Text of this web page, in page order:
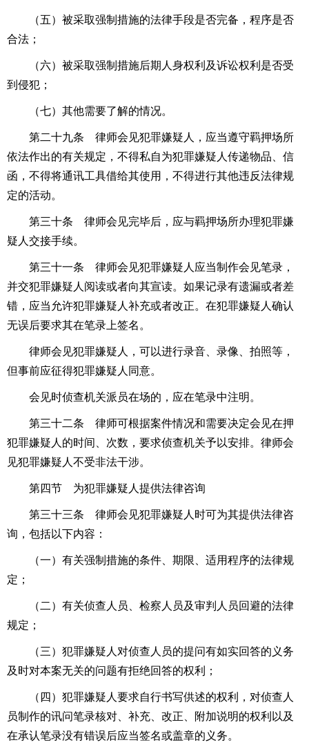
（五）被采取强制措施的法律手段是否完备，程序是否
合法；
（六）被采取强制措施后期人身权利及诉讼权利是否受
到侵犯；
（七）其他需要了解的情况。
第二十九条 律师会见犯罪嫌疑人，应当遵守羁押场所
依法作出的有关规定，不得私自为犯罪嫌疑人传递物品、信
函，不得将通讯工具借给其使用，不得进行其他违反法律规
定的活动。
第三十条 律师会见完毕后，应与羁押场所办理犯罪嫌
疑人交接手续。
第三十一条 律师会见犯罪嫌疑人应当制作会见笔录，
并交犯罪嫌疑人阅读或者向其宣读。如果记录有遗漏或者差
错，应当允许犯罪嫌疑人补充或者改正。在犯罪嫌疑人确认
无误后要求其在笔录上签名。
律师会见犯罪嫌疑人，可以进行录音、录像、拍照等，
但事前应征得犯罪嫌疑人同意。
会见时侦查机关派员在场的，应在笔录中注明。
第三十二条 律师可根据案件情况和需要决定会见在押
犯罪嫌疑人的时间、次数，要求侦查机关予以安排。律师会
见犯罪嫌疑人不受非法干涉。
第四节 为犯罪嫌疑人提供法律咨询
第三十三条 律师会见犯罪嫌疑人时可为其提供法律咨
询，包括以下内容：
（一）有关强制措施的条件、期限、适用程序的法律规
定；
（二）有关侦查人员、检察人员及审判人员回避的法律
规定；
（三）犯罪嫌疑人对侦查人员的提问有如实回答的义务
及时对本案无关的问题有拒绝回答的权利；
（四）犯罪嫌疑人要求自行书写供述的权利，对侦查人
员制作的讯问笔录核对、补充、改正、附加说明的权利以及
在承认笔录没有错误后应当签名或盖章的义务。